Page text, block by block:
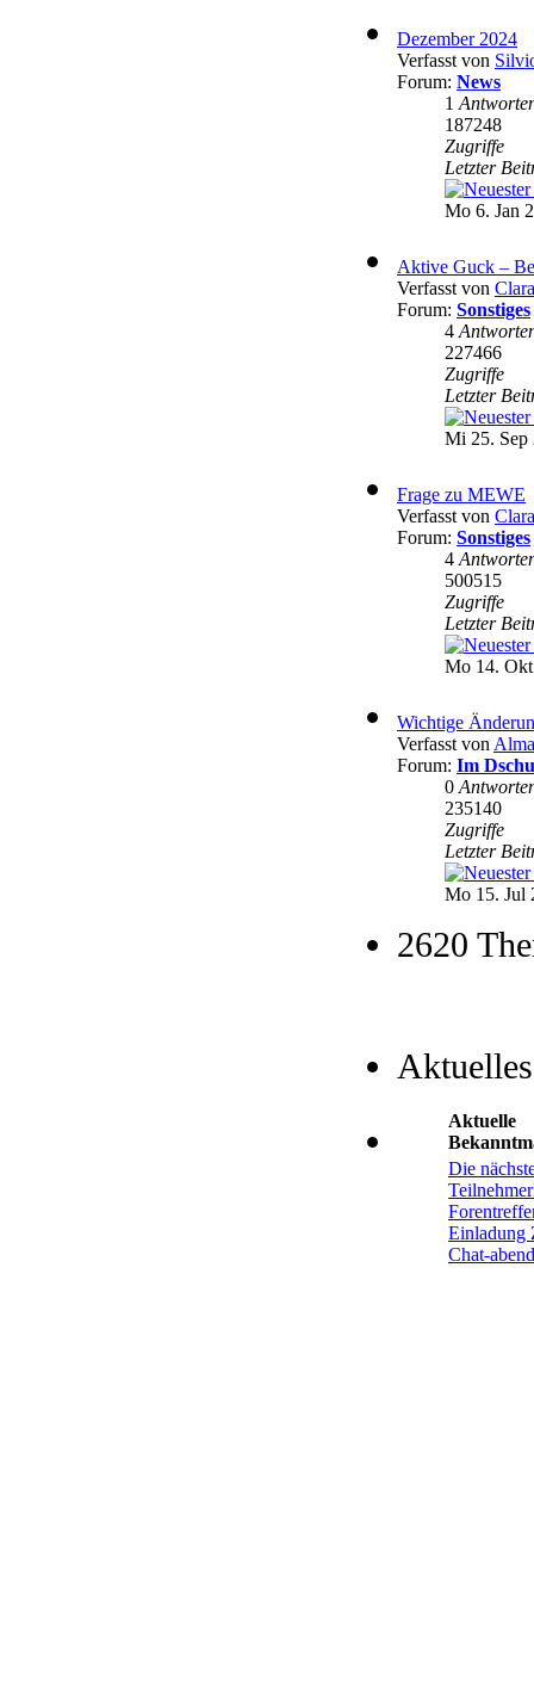
Dezember 2024
Verfasst von
Forum: News
1
187248
Zugriffe
Letzter
Mo 6. Jan
Aktive Guck –
Verfasst von Clara
Forum: Sonstiges
4
227466
Zugriffe
Letzter
Mi 25. Sep
Frage zu MEWE
Verfasst von Clara
Forum: Sonstiges
4
500515
Zugriffe
Letzter
Mo 14.
Wichtige
Verfasst von
Forum: Im
0
235140
Zugriffe
Letzter
Mo 15. Jul
2620
Aktuelles
Aktuelle
Die
Einladung
Chat-abend